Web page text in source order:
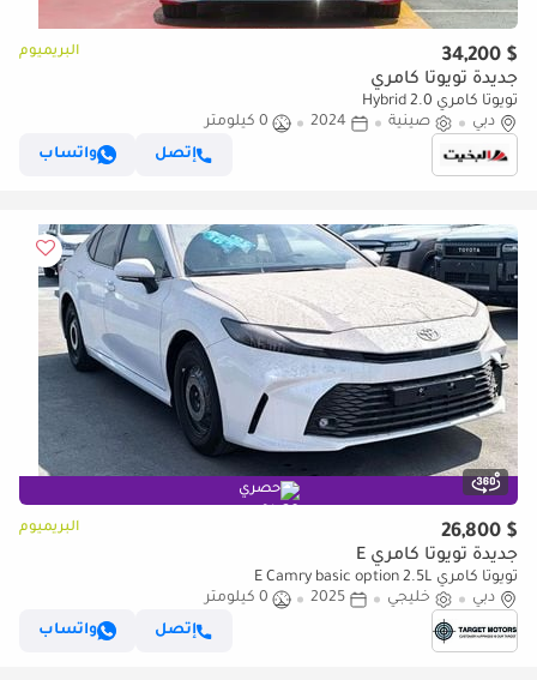
$ 34,200 البريميوم
جديدة تويوتا كامري
تويوتا كامري 2.0 Hybrid
دبي
صينية 2024
0 كيلومتر
إتصل
واتساب
حصري
$ 26,800 البريميوم
جديدة تويوتا كامري E
تويوتا كامري E Camry basic option 2.5L
دبي
خليجي 2025
0 كيلومتر
إتصل
واتساب